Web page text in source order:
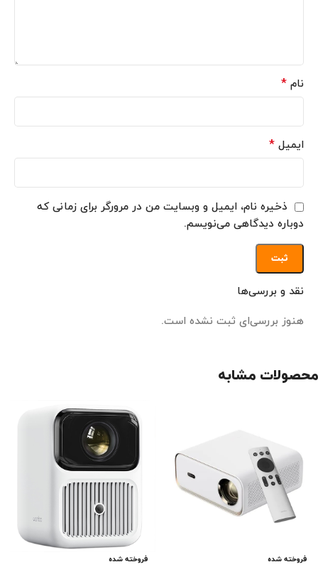
نقد و بررسی‌ها
هنوز بررسی‌ای ثبت نشده است.
نام *
ایمیل *
ذخیره نام، ایمیل و وبسایت من در مرورگر برای زمانی که
دوباره دیدگاهی می‌نویسم.
محصولات مشابه
فروخته شده فروخته شده